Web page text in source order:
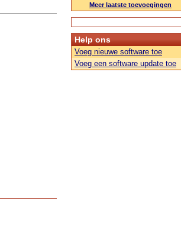
Meer laatste toevoegingen
Help ons
Voeg nieuwe software toe
Voeg een software update toe